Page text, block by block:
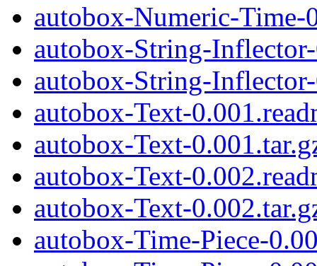
autobox-Numeric-Time-
autobox-String-
autobox-String-
autobox-Text-
autobox-Text-
autobox-Text-
autobox-Text-
autobox-Time-Piece-